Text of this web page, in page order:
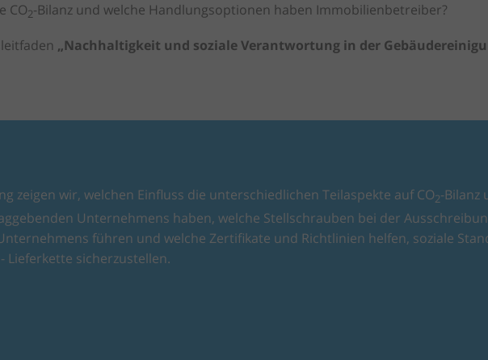
CO2-Bilanz und welche Handlungsoptionen haben Immobilienbetreiber?
„Nachhaltigkeit und soziale Verantwortung in der
zeigen wir, welchen Einfluss die unterschiedlichen Teilaspekte auf CO2-Bilanz
Unternehmens haben, welche Stellschrauben bei der
führen und welche Zertifikate und Richtlinien helfen, soziale
sicherzustellen.